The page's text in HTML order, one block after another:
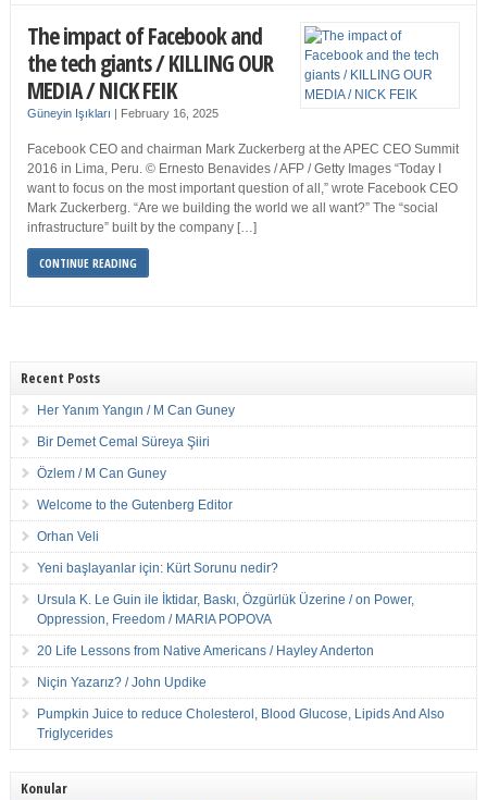
The impact of Facebook and
the tech giants / KILLING OUR
MEDIA / NICK FEIK
Güneyin Işıkları | February 16, 2025
Facebook CEO and chairman Mark Zuckerberg at the APEC CEO Summit
2016 in Lima, Peru. © Ernesto Benavides / AFP / Getty Images “Today I
want to focus on the most important question of all,” wrote Facebook CEO
Mark Zuckerberg. “Are we building the world we all want?” The “social
infrastructure” built by the company […]
CONTINUE READING
Recent Posts
Her Yanım Yangın / M Can Guney
Bir Demet Cemal Süreya Şiiri
Özlem / M Can Guney
Welcome to the Gutenberg Editor
Orhan Veli
Yeni başlayanlar için: Kürt Sorunu nedir?
Ursula K. Le Guin ile İktidar, Baskı, Özgürlük Üzerine / on Power,
Oppression, Freedom / MARIA POPOVA
20 Life Lessons from Native Americans / Hayley Anderton
Niçin Yazarız? / John Updike
Pumpkin Juice to reduce Cholesterol, Blood Glucose, Lipids And Also
Triglycerides
Konular